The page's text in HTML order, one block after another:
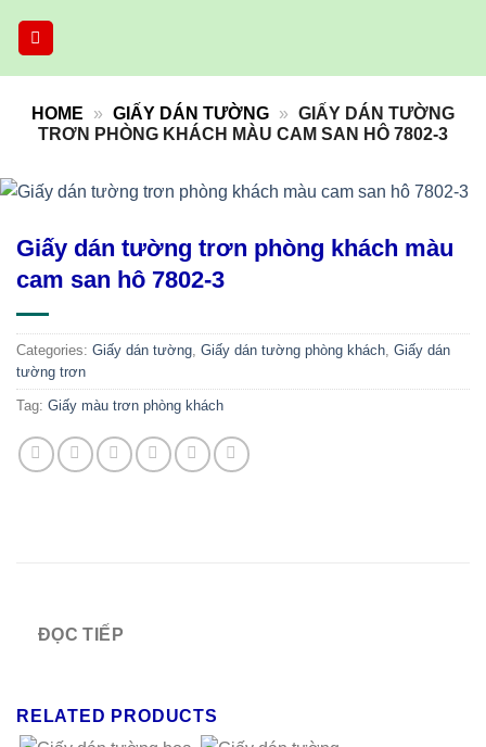
HOME » GIẤY DÁN TƯỜNG » GIẤY DÁN TƯỜNG
TRƠN PHÒNG KHÁCH MÀU CAM SAN HÔ 7802-3
Giấy dán tường trơn phòng khách màu
cam san hô 7802-3
Categories: Giấy dán tường, Giấy dán tường phòng khách, Giấy dán
tường trơn
Tag: Giấy màu trơn phòng khách
ĐỌC TIẾP
RELATED PRODUCTS